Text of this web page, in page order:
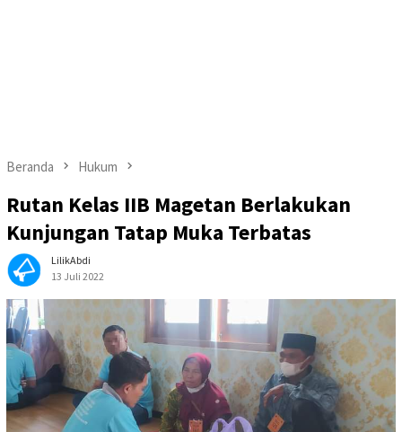
Beranda Hukum
Rutan Kelas IIB Magetan Berlakukan
Kunjungan Tatap Muka Terbatas
LilikAbdi
13 Juli 2022